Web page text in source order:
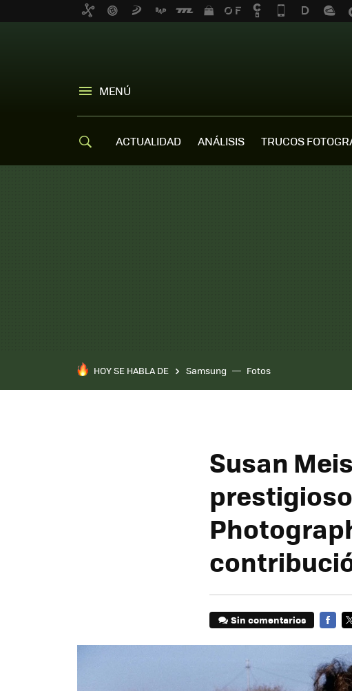
MENÚ
ACTUALIDAD ANÁLISIS TRUCOS
HOY SE HABLA DE Samsung Fotos
Susan
Sin comentarios